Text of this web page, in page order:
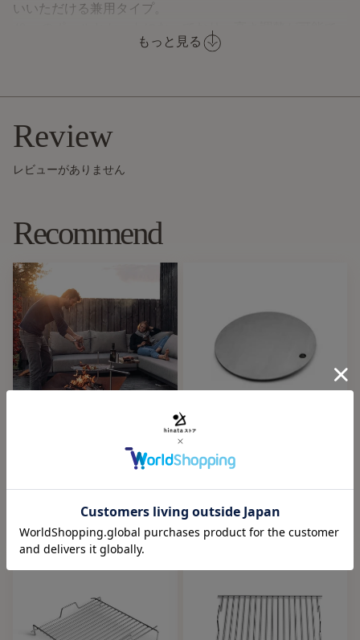
もっと見る
いいただける兼用タイプ。
40cmのポールとセットになっており、高さ調整が可能で
好みの高さにセットできます。
※こちらのお品はTRIPLE ファイヤーボウルの専用パーツ
になります。
Review
レビューがありません
Recommend
Hofats（ホーファッツ）
Hofats
¥37,400
Hofats（ホーファッツ）
TRIPLE Table ＜トリプル
専用テーブル＞
¥14,000